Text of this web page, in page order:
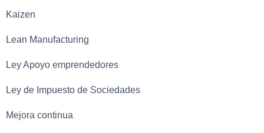
Kaizen
Lean Manufacturing
Ley Apoyo emprendedores
Ley de Impuesto de Sociedades
Mejora continua